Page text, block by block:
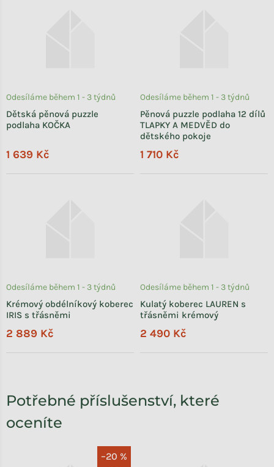
Dětská pěnová puzzle
podlaha KOČKA
Odesíláme během 1 - 3 týdnů
1 639 Kč
Pěnová puzzle podlaha 12 dílů
TLAPKY A MEDVĚD do
dětského pokoje
Odesíláme během 1 - 3 týdnů
1 710 Kč
Krémový obdélníkový koberec
IRIS s třásněmi
Odesíláme během 1 - 3 týdnů
2 889 Kč
Kulatý koberec LAUREN s
třásněmi krémový
Odesíláme během 1 - 3 týdnů
2 490 Kč
Potřebné příslušenství, které
oceníte
–20 %